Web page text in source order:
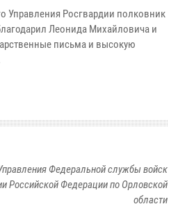
Управления Росгвардии полковник
Леонида Михайловича и
письма и высокую
Федеральной службы войск
Российской Федерации по Орловской
области